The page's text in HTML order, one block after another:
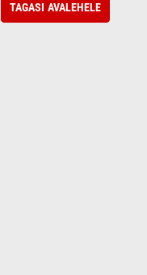
TAGASI AVALEHELE